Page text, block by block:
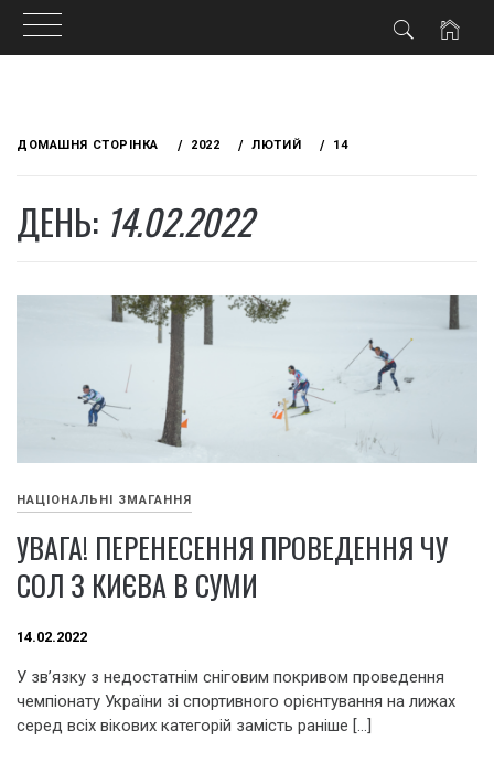
ДОМАШНЯ СТОРІНКА 2022 ЛЮТИЙ 14
ДЕНЬ: 14.02.2022
НАЦІОНАЛЬНІ ЗМАГАННЯ
УВАГА! ПЕРЕНЕСЕННЯ ПРОВЕДЕННЯ ЧУ
СОЛ З КИЄВА В СУМИ
14.02.2022
У зв’язку з недостатнім сніговим покривом проведення
чемпіонату України зі спортивного орієнтування на лижах
серед всіх вікових категорій замість раніше […]